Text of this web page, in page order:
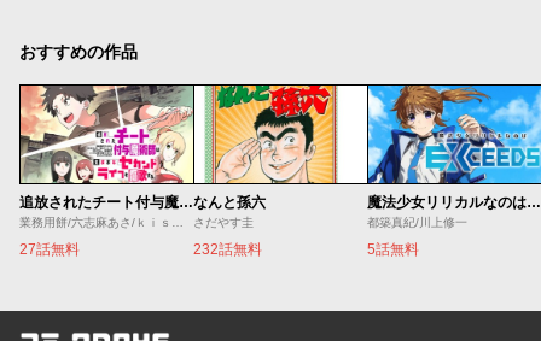
おすすめの作品
追放されたチート付与魔術師は気ままなセカンドライフを謳歌する。 ～俺は武器だけじゃなく、あらゆるものに『強化ポイント』を付与できるし、俺の意思でいつでも効果を解除できるけど、残った人たち大丈夫？～
27話無料
なんと孫六
さだやす圭
232話無料
魔法少女リリカルなのは EXCEEDS
都築真紀/川上修一
5話無料